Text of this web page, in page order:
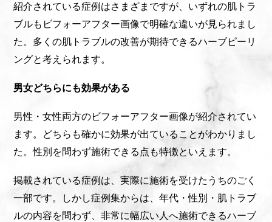
紹介されている症例はさまざまですが、いずれの肌トラ
ブルもビフォーアフター画像で明確な違いが見られまし
た。多くの肌トラブルの改善が期待できるハーブピーリ
ングと考えられます。
男女どちらにも効果がある
男性・女性両方のビフォーアフター画像が紹介されてい
ます。どちらも確かに効果が出ていることがわかりまし
た。性別を問わず施術できる点も特徴といえます。
掲載されている症例は、実際に施術を受けたうちのごく
一部です。しかし症例集からは、年代・性別・肌トラブ
ルの内容を問わず、非常に幅広い人へ施術できるハーブ